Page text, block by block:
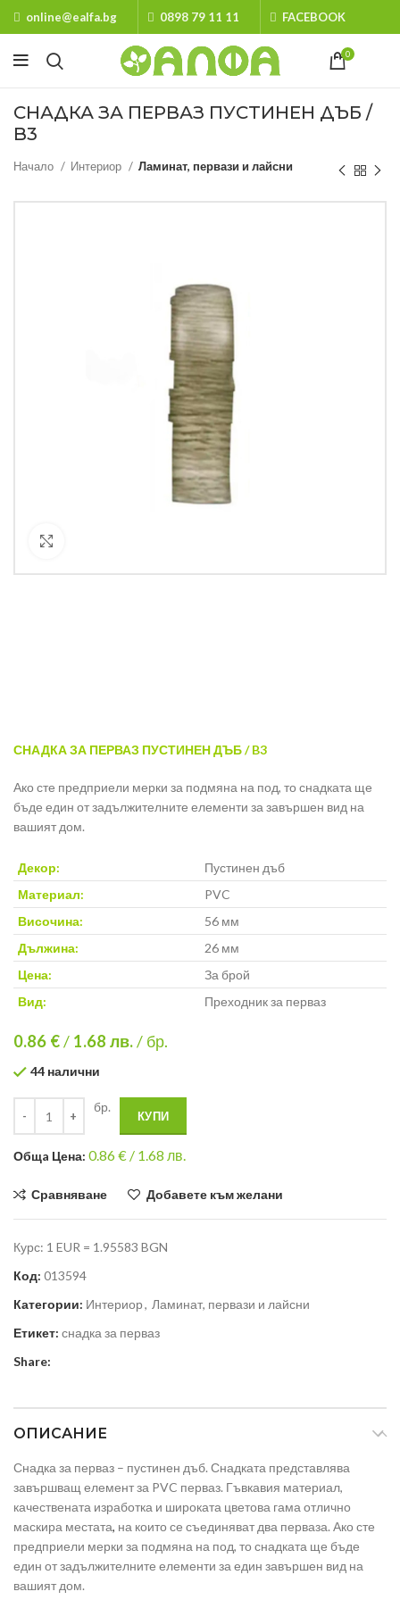
online@ealfa.bg 0898 79 11 11 FACEBOOK
0
СНАДКА ЗА ПЕРВАЗ ПУСТИНЕН ДЪБ /
B3
Начало Интериор Ламинат, первази и лайсни
СНАДКА ЗА ПЕРВАЗ ПУСТИНЕН ДЪБ / B3
Ако сте предприели мерки за подмяна на под, то снадката ще
бъде един от задължителните елементи за завършен вид на
вашият дом.
Декор:
Пустинен дъб
Материал:
PVC
Височина:
56 мм
Дължина:
26 мм
Цена:
За брой
Вид:
Преходник за перваз
0.86 €/ 1.68 лв./ бр.
44 налични
бр.
КУПИ
Общa Цена: 0.86€ / 1.68 лв.
Сравняване Добавете към желани
Курс: 1 EUR = 1.95583 BGN
Код: 013594
Категории: Интериор, Ламинат, первази и лайсни
Етикет: снадка за перваз
Share:
ОПИСАНИЕ
Снадка за перваз – пустинен дъб. Снадката представлява
завършващ елемент за PVC перваз. Гъвкавия материал,
качествената изработка и широката цветова гама отлично
маскира местата, на които се съединяват два перваза. Ако сте
предприели мерки за подмяна на под, то снадката ще бъде
един от задължителните елементи за един завършен вид на
вашият дом.